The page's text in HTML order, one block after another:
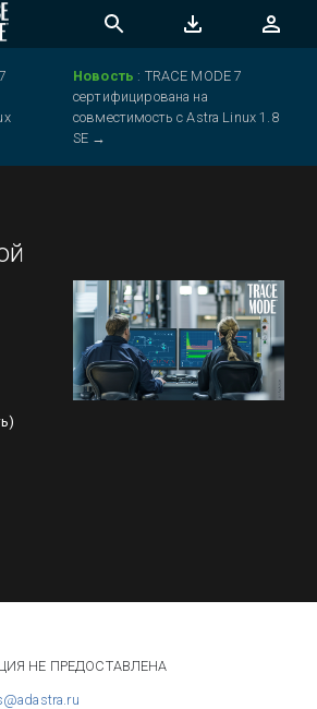
Новость : TRACE MODE 7
сертифицирована на
совместимость с Astra Linux 1.8
SE →
НЕ ПРЕДОСТАВЛЕНА